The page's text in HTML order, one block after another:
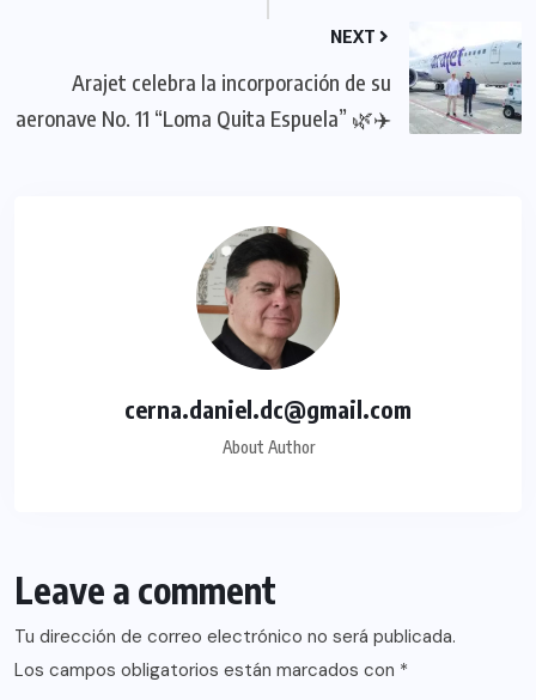
NEXT
Arajet celebra la incorporación de su
aeronave No. 11 “Loma Quita Espuela” 🌿✈️
cerna.daniel.dc@gmail.com
About Author
Leave a comment
Tu dirección de correo electrónico no será publicada.
Los campos obligatorios están marcados con *